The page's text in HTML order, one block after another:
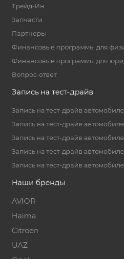
Трейд-Ин
Запчасти
Партнеры
Финансовые программы для
Финансовые программы для
Вопрос-ответ
Запись на тест-драйв
Запись на тест-драйв
Запись на тест-драйв
Запись на тест-драйв
Запись на тест-драйв
Запись на тест-драйв
Наши бренды
AVIOR
Haima
Citroen
UAZ